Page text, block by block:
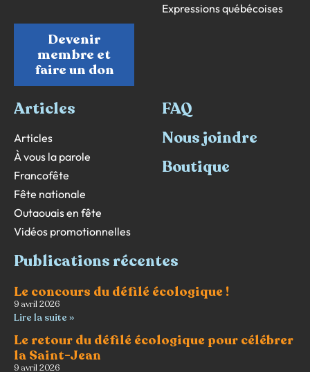
Devenir
membre et
faire un don
Expressions québécoises
Articles
Articles
À vous la parole
Francofête
Fête nationale
Outaouais en fête
Vidéos promotionnelles
FAQ
Nous joindre
Boutique
Publications récentes
Le concours du défilé écologique !
9 avril 2026
Lire la suite »
Le retour du défilé écologique pour célébrer
la Saint-Jean
9 avril 2026